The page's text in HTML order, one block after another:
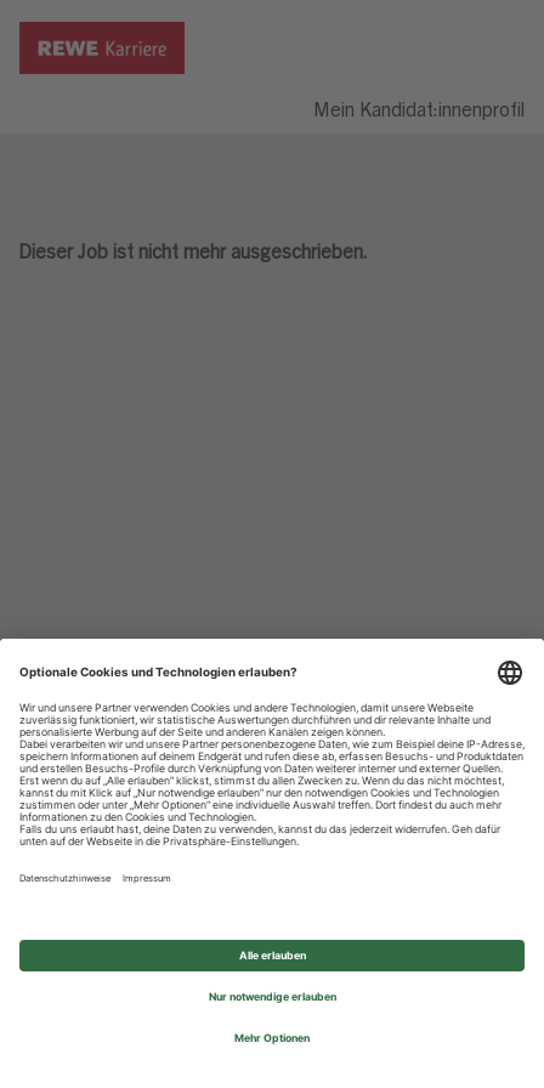
Mein Kandidat:innenprofil
Dieser Job ist nicht mehr ausgeschrieben.
Datenschutzhinweise
Impressum
Privatsphäre-Einstellungen
© 2026 REWE Group - All rights reserved